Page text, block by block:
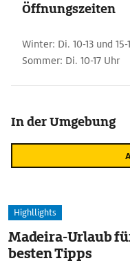
Öffnungszeiten
Winter: Di. 10-13 und 15-
Sommer: Di. 10-17 Uhr
In der Umgebung
Highllights
Madeira-Urlaub
besten Tipps